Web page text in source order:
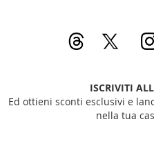
ISCRIVITI
Ed ottieni sconti esclusivi e
nella tua